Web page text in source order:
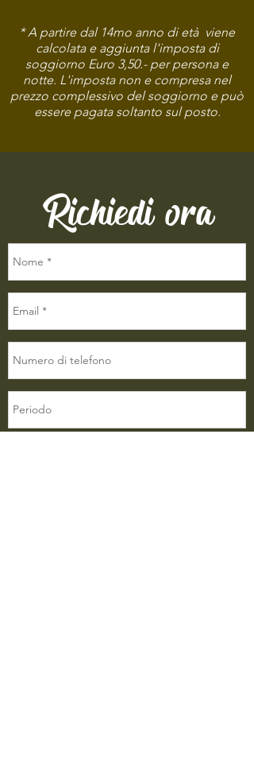
* A partire dal 14mo anno di età viene
calcolata e aggiunta l'imposta di
soggiorno Euro 3,50.- per persona e
notte. L'imposta non e compresa nel
prezzo complessivo del soggiorno e può
essere pagata soltanto sul posto.
Richiedi ora